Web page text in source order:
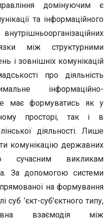
домінуючим є
та інформаційного
між структурними
і зовнішніх комунікацій
про діяльність
інформаційно-
має формуватись як у
просторі, так і в
діяльності. Лише
комунікацію державних
сучасним викликам
За допомогою системи
на формування
суб ’єкт-суб’єктного типу,
взаємодія між